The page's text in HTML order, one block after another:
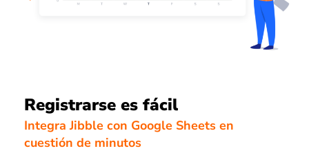
Registrarse es fácil
Integra Jibble con Google Sheets en
cuestión de minutos